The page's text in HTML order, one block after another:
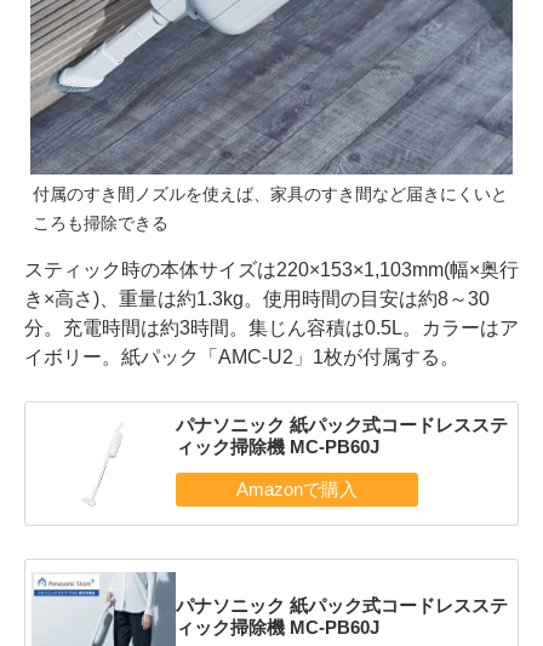
付属のすき間ノズルを使えば、家具のすき間など届きにくいと
ころも掃除できる
スティック時の本体サイズは220×153×1,103mm(幅×奥行
き×高さ)、重量は約1.3kg。使用時間の目安は約8～30
分。充電時間は約3時間。集じん容積は0.5L。カラーはア
イボリー。紙パック「AMC-U2」1枚が付属する。
パナソニック 紙パック式コードレスステ
ィック掃除機 MC-PB60J
パナソニック 紙パック式コードレスステ
ィック掃除機 MC-PB60J